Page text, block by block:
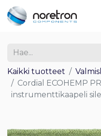
Kaikki tuotteet
Cordial ECOHEMP
instrumenttikaapeli